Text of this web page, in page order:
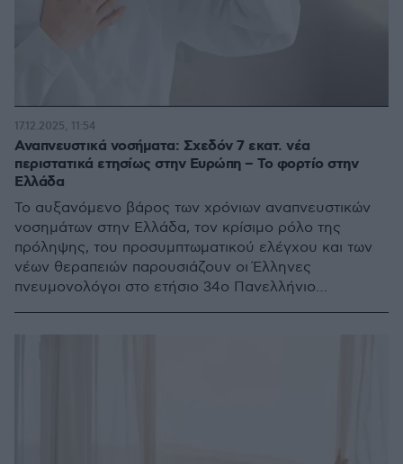
Αναπνευστικά νοσήματα: Σχεδόν 7 εκατ. νέα
περιστατικά ετησίως στην Ευρώπη – Το φορτίο στην
Ελλάδα
Το αυξανόμενο βάρος των χρόνιων αναπνευστικών
νοσημάτων στην Ελλάδα, τον κρίσιμο ρόλο της
πρόληψης, του προσυμπτωματικού ελέγχου και των
νέων θεραπειών παρουσιάζουν οι Έλληνες
πνευμονολόγοι στο ετήσιο 34ο Πανελλήνιο
17.12.2025, 11:54